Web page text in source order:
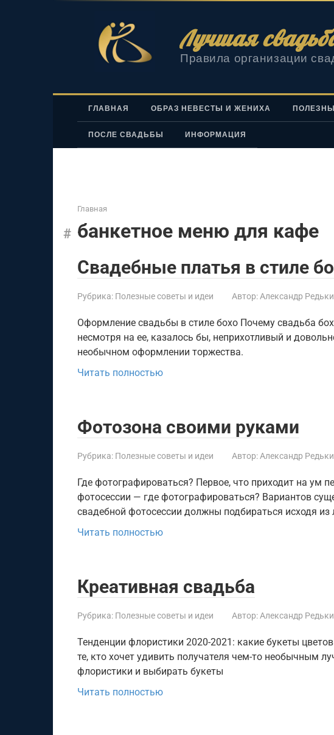
Лучшая
Правила организации
ГЛАВНАЯ ОБРАЗ НЕВЕСТЫ И ЖЕНИХА
ПОСЛЕ СВАДЬБЫ ИНФОРМАЦИЯ
Главная
банкетное меню для кафе
Свадебные платья в стиле
Рубрика: Полезные советы и идеи Автор: Александр
Оформление свадьбы в стиле бохо Почему свадьба
несмотря на ее, казалось бы, неприхотливый и
необычном оформлении торжества.
Читать полностью
Фотозона своими руками
Рубрика: Полезные советы и идеи Автор: Александр
Где фотографироваться? Первое, что приходит на ум
фотосессии — где фотографироваться? Вариантов
свадебной фотосессии должны подбираться исходя из
Читать полностью
Креативная свадьба
Рубрика: Полезные советы и идеи Автор: Александр
Тенденции флористики 2020-2021: какие букеты
те, кто хочет удивить получателя чем-то необычным
флористики и выбирать букеты
Читать полностью